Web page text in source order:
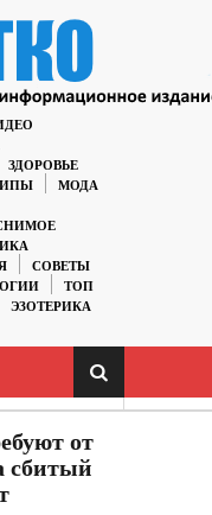
ЗДОРОВЬЕ
МОДА
СОВЕТЫ
ТОП
ЭЗОТЕРИКА
от
сбитый